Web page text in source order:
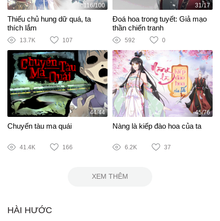
116/100
Thiếu chủ hung dữ quá, ta
thích lắm
13.7K 107
31/17
Đoá hoa trong tuyết: Giả mạo
thần chiến tranh
592 0
44/44
Chuyến tàu ma quái
41.4K 166
45/76
Nàng là kiếp đào hoa của ta
6.2K 37
XEM THÊM
HÀI HƯỚC